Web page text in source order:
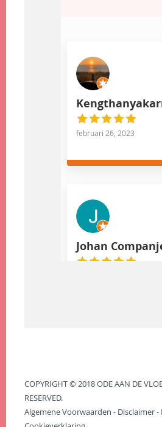
februari 26, 2023
Johan
COPYRIGHT © 2018 ODE AAN DE
RESERVED.
Algemene Voorwaarden - Disclaimer-